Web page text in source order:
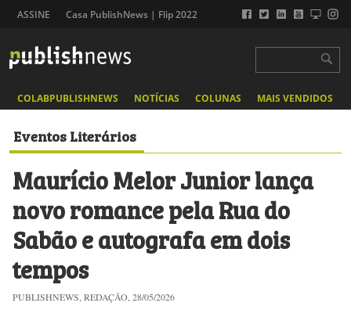
ASSINE Casa PublishNews | Flip 2022
COLABPUBLISHNEWS NOTÍCIAS COLUNAS MAIS VENDIDOS
Eventos Literários
Maurício Melor Junior lança
novo romance pela Rua do
Sabão e autografa em dois
tempos
PUBLISHNEWS, REDAÇÃO, 28/05/2026